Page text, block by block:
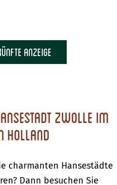
anzeige
Zwolle im
Holland
charmanten Hansestädte
Dann besuchen Sie